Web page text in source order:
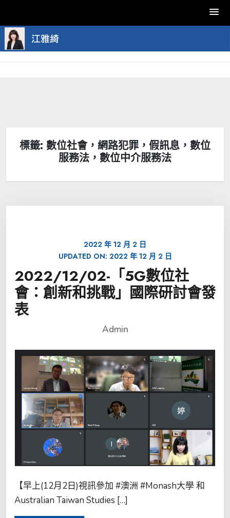
Skip
to
content
標籤: 數位社會，網路犯罪，假訊息，數位
服務法，數位中介服務法
2022 年 12 月 2 日
UPDATED ON: 2022 年 12 月 2 日
2022/12/02-「5G數位社
會：創新和挑戰」國際研討會發
表
Admin
【早上(12月2日)視訊參加 #澳洲 #Monash大學 和
Australian Taiwan Studies […]